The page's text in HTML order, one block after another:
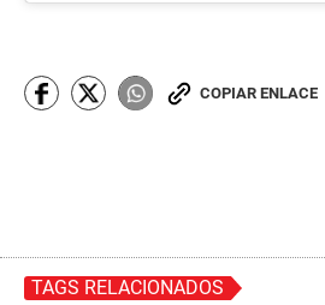
COPIAR ENLACE
TAGS RELACIONADOS